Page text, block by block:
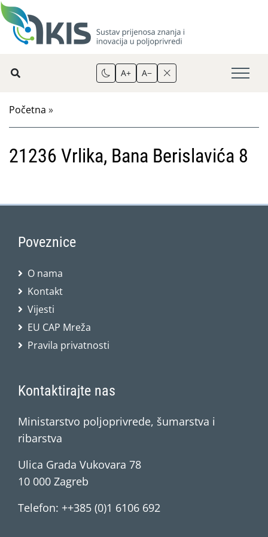
A+ A−
Početna »
21236 Vrlika, Bana Berislavića 8
Poveznice
O nama
Kontakt
Vijesti
EU CAP Mreža
Pravila privatnosti
Kontaktirajte nas
Ministarstvo poljoprivrede, šumarstva i
ribarstva
Ulica Grada Vukovara 78
10 000 Zagreb
Telefon: ++385 (0)1 6106 692